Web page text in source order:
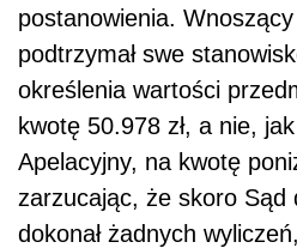
postanowienia.
podtrzymał swe
określenia wartości
kwotę 50.978 zł, a nie, jak
Apelacyjny, na kwotę
zarzucając, że skoro Sąd
dokonał żadnych